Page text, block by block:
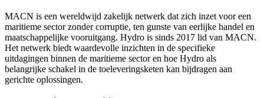
MACN is een wereldwijd zakelijk netwerk dat zich inzet voor een
maritieme sector zonder corruptie, ten gunste van eerlijke handel en
maatschappelijke vooruitgang. Hydro is sinds 2017 lid van MACN.
Het netwerk biedt waardevolle inzichten in de specifieke
uitdagingen binnen de maritieme sector en hoe Hydro als
belangrijke schakel in de toeleveringsketen kan bijdragen aan
gerichte oplossingen.